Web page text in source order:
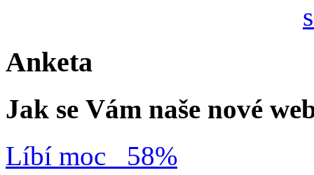
Anketa
Jak se Vám naše nové
Líbí moc
58%